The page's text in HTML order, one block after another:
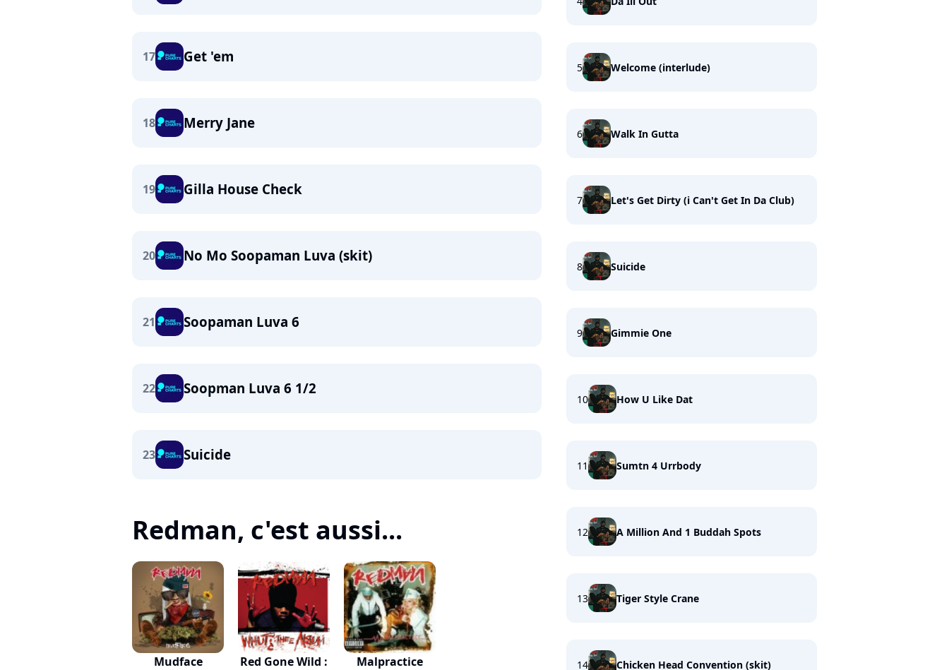
17 Get 'em
18 Merry Jane
19 Gilla House Check
20 No Mo Soopaman Luva (skit)
21 Soopaman Luva 6
22 Soopman Luva 6 1/2
23 Suicide
Redman, c'est aussi...
Mudface Red Gone Wild : Malpractice
5 Welcome (interlude)
6 Walk In Gutta
7 Let's Get Dirty (i Can't Get In Da Club)
8 Suicide
9 Gimmie One
10 How U Like Dat
11 Sumtn 4 Urrbody
12 A Million And 1 Buddah Spots
13 Tiger Style Crane
14 Chicken Head Convention (skit)